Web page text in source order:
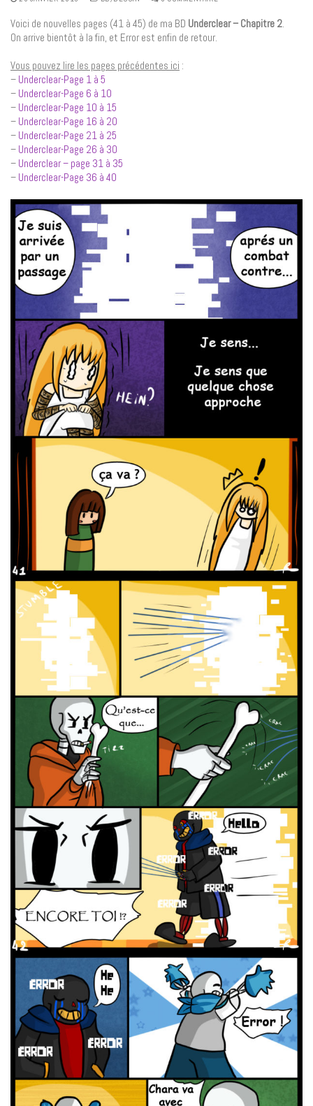
Voici de nouvelles pages (41 à 45) de ma BD Underclear – Chapitre 2.
On arrive bientôt à la fin, et Error est enfin de retour.
Vous pouvez lire les pages précédentes ici :
– Underclear-Page 1 à 5
– Underclear-Page 6 à 10
– Underclear-Page 10 à 15
– Underclear-Page 16 à 20
– Underclear-Page 21 à 25
– Underclear-Page 26 à 30
– Underclear – page 31 à 35
– Underclear-Page 36 à 40